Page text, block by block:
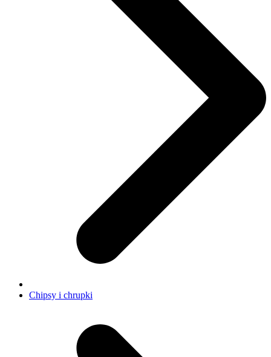
Chipsy i chrupki